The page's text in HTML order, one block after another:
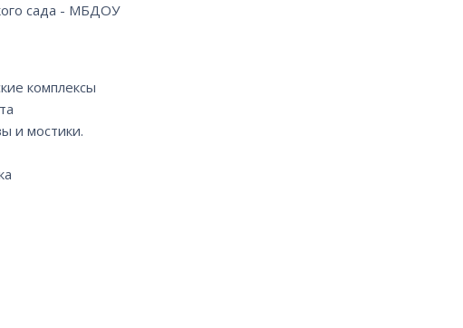
сада - МБДОУ
комплексы
и мостики.